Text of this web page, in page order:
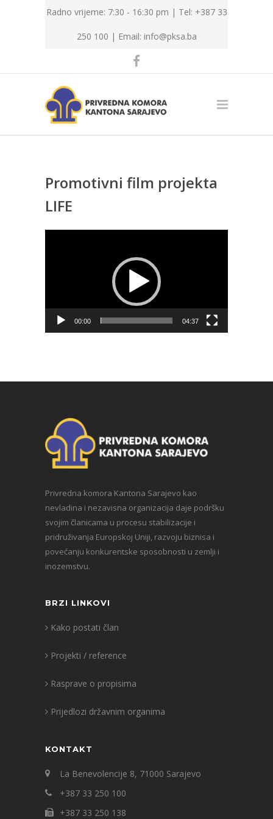
Radno vrijeme: 7:30 - 16:30 pm | Tel: +387 33
250 100 | Email: info@pksa.ba
Promotivni film projekta
LIFE
00:00 04:37
Privredna komora Kantona Sarajevo kao
nevladina i nezavisna organizacija daje podršku
svojim članicama u procesu stabilizacije i
pridruživanja Europskoj Uniji, razvoju biznisa i
povećanju konkurentske sposobnosti u zemlji i
inozemstvu.
BRZI LINKOVI
Kako postati član
Projekti / reference
Rasprave o propisima
Prijedlozi državnim organima
KONTAKT
La Benevolencije 8, 71000 Sarajevo
+387 33 250 100
+387 33 250 138